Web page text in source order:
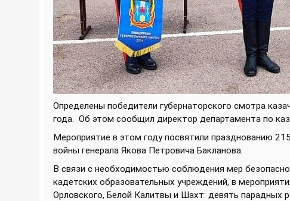
Определены победители губернаторского смотра
года. Об этом сообщил директор департамента по
Мероприятие в этом году посвятили празднованию
войны генерала Якова Петровича Бакланова.
В связи с необходимостью соблюдения мер
кадетских образовательных учреждений, в
Орловского, Белой Калитвы и Шахт: девять парадных